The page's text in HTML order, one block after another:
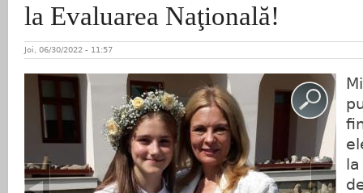
la Evaluarea Naţională!
Joi, 06/30/2022 - 11:57